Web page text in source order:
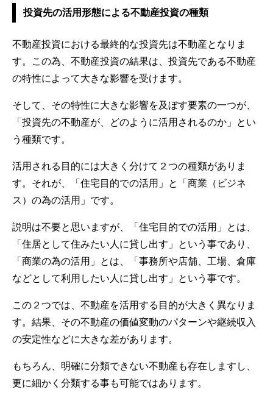
投資先の活用形態による不動産投資の種類
不動産投資における最終的な投資先は不動産となりま
す。この為、不動産投資の結果は、投資先である不動産
の特性によって大きな影響を受けます。
そして、その特性に大きな影響を及ぼす要素の一つが、
「投資先の不動産が、どのように活用されるのか」とい
う種類です。
活用される目的には大きく分けて２つの種類がありま
す。それが、「住宅目的での活用」と「商業（ビジネ
ス）の為の活用」です。
説明は不要と思いますが、「住宅目的での活用」とは、
「住居として住みたい人に貸し出す」という事であり、
「商業の為の活用」とは、「事務所や店舗、工場、倉庫
などとして利用したい人に貸し出す」という事です。
この２つでは、不動産を活用する目的が大きく異なりま
す。結果、その不動産の価値変動のパターンや継続収入
の安定性などに大きな差があります。
もちろん、明確に分類できない不動産も存在しますし、
更に細かく分類する事も可能ではあります。